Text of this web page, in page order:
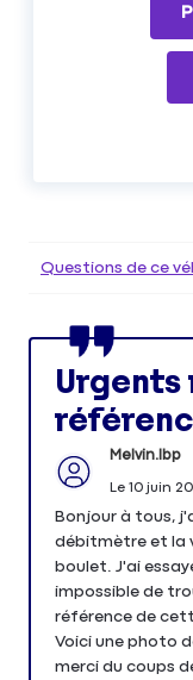
Questions de ce
Urgents
Melvin.lbp
Le 10 juin
Bonjour à tous,
débitmètre et la
boulet. J'ai
impossible de
référence de
Voici une photo
merci du coups